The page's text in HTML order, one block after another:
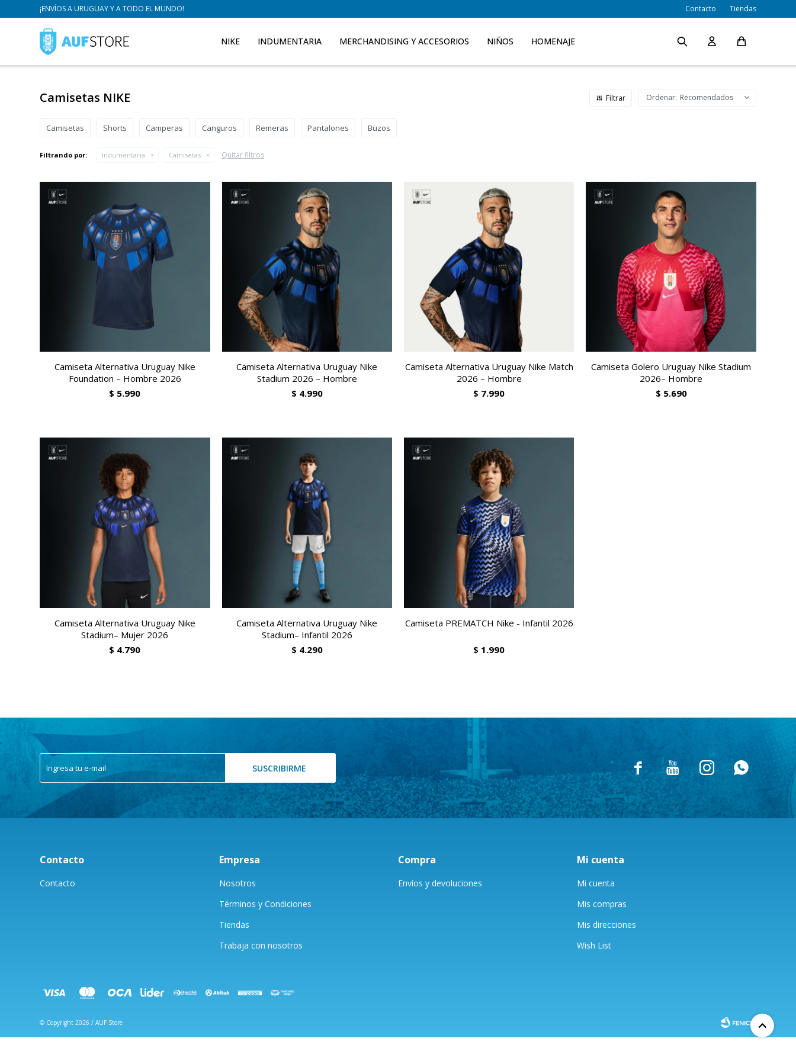
NIKE INDUMENTARIA MERCHANDISING Y ACCESORIOS NIÑOS HOMENAJE
¡ENVÍOS A URUGUAY Y A TODO EL MUNDO! Contacto Tiendas
Camisetas NIKE Recomendados
Camisetas Shorts Camperas Canguros Remeras Pantalones Buzos
Filtrando por: Indumentaria Camisetas Quitar filtros
Camiseta Alternativa Uruguay Nike
Foundation – Hombre 2026
$ 5.990
Camiseta Alternativa Uruguay Nike
Stadium 2026 – Hombre
$ 4.990
Camiseta Alternativa Uruguay Nike Match
2026 – Hombre
$ 7.990
Camiseta Golero Uruguay Nike Stadium
2026– Hombre
$ 5.690
Camiseta Alternativa Uruguay Nike
Stadium– Mujer 2026
$ 4.790
Camiseta Alternativa Uruguay Nike
Stadium– Infantil 2026
$ 4.290
Camiseta PREMATCH Nike - Infantil 2026
$ 1.990
SUSCRIBIRME    
Contacto
Contacto
Empresa
Nosotros
Términos y Condiciones
Tiendas
Trabaja con nosotros
Compra
Envíos y devoluciones
Mi cuenta
Mi cuenta
Mis compras
Mis direcciones
Wish List
© Copyright 2026 / AUF Store